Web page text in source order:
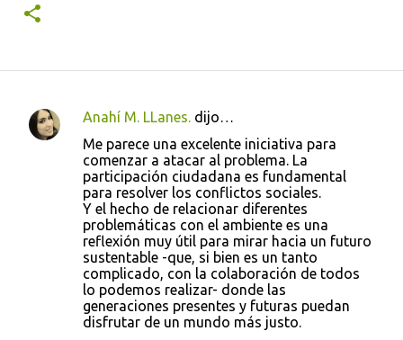
C
Anahí M. LLanes. dijo…
Me parece una excelente iniciativa para
comenzar a atacar al problema. La
participación ciudadana es fundamental
para resolver los conflictos sociales.
Y el hecho de relacionar diferentes
problemáticas con el ambiente es una
reflexión muy útil para mirar hacia un futuro
sustentable -que, si bien es un tanto
complicado, con la colaboración de todos
lo podemos realizar- donde las
generaciones presentes y futuras puedan
disfrutar de un mundo más justo.